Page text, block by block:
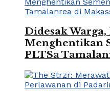
Didesak
Menghentikan
PLTSa